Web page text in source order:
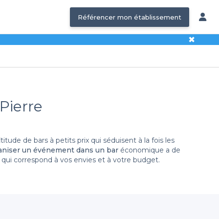
Référencer mon établissement
✖
de bars à petits prix qui séduisent à la fois les
un événement dans un bar économique a de
correspond à vos envies et à votre budget.
de parcourir un large éventail de bars abordables à
Nous avons référencé pour vous des